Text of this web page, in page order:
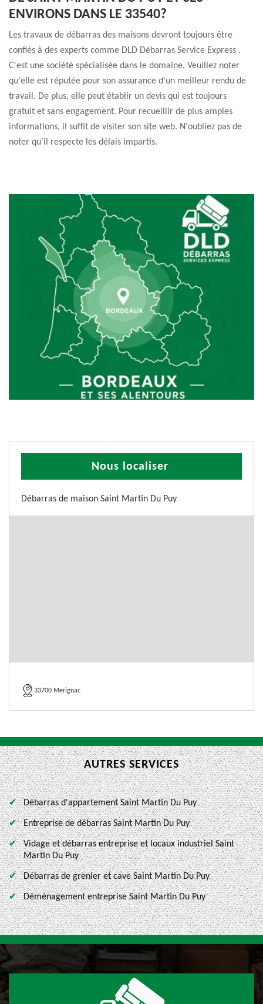
ENVIRONS DANS LE 33540?
Les travaux de débarras des maisons devront toujours être
confiés à des experts comme DLD Débarras Service Express .
C'est une société spécialisée dans le domaine. Veuillez noter
qu'elle est réputée pour son assurance d'un meilleur rendu de
travail. De plus, elle peut établir un devis qui est toujours
gratuit et sans engagement. Pour recueillir de plus amples
informations, il suffit de visiter son site web. N'oubliez pas de
noter qu'il respecte les délais impartis.
Nous localiser
Débarras de maison Saint Martin Du Puy
33700 Merignac
AUTRES SERVICES
Débarras d'appartement Saint Martin Du Puy
Entreprise de débarras Saint Martin Du Puy
Vidage et débarras entreprise et locaux industriel Saint
Martin Du Puy
Débarras de grenier et cave Saint Martin Du Puy
Déménagement entreprise Saint Martin Du Puy